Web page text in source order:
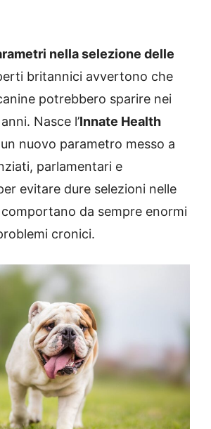
nella selezione delle
britannici avvertono che
potrebbero sparire nei
Nasce l’Innate Health
nuovo parametro messo a
parlamentari e
evitare dure selezioni nelle
da sempre enormi
cronici.